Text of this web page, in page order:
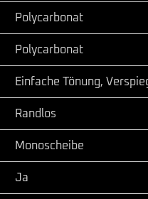
Polycarbonat
Polycarbonat
Einfache Tönung,
Randlos
Monoscheibe
Ja